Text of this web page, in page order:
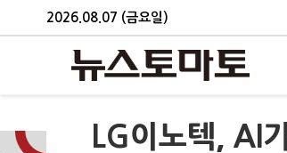
2026.08.07 (금요일)
LG이노텍, AI